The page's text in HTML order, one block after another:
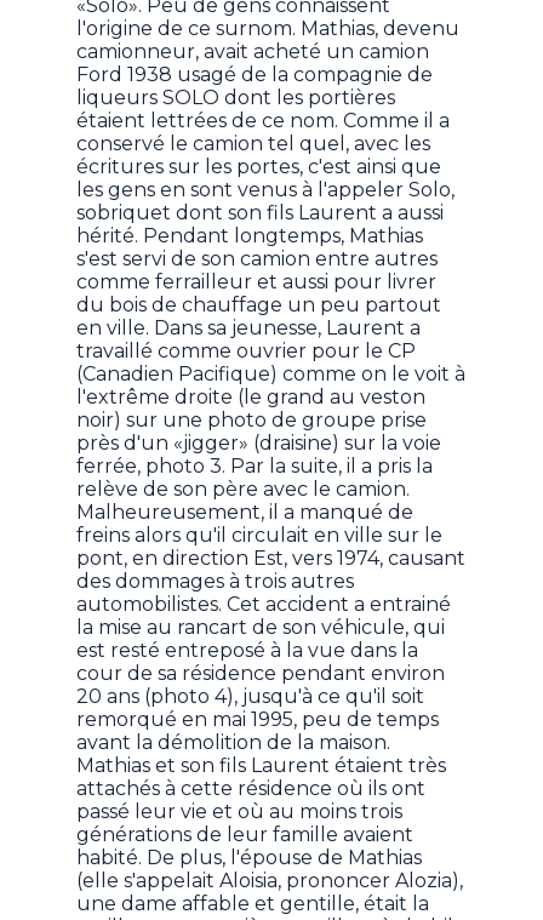
«Solo». Peu de gens connaissent
l'origine de ce surnom. Mathias, devenu
camionneur, avait acheté un camion
Ford 1938 usagé de la compagnie de
liqueurs SOLO dont les portières
étaient lettrées de ce nom. Comme il a
conservé le camion tel quel, avec les
écritures sur les portes, c'est ainsi que
les gens en sont venus à l'appeler Solo,
sobriquet dont son fils Laurent a aussi
hérité. Pendant longtemps, Mathias
s'est servi de son camion entre autres
comme ferrailleur et aussi pour livrer
du bois de chauffage un peu partout
en ville. Dans sa jeunesse, Laurent a
travaillé comme ouvrier pour le CP
(Canadien Pacifique) comme on le voit à
l'extrême droite (le grand au veston
noir) sur une photo de groupe prise
près d'un «jigger» (draisine) sur la voie
ferrée, photo 3. Par la suite, il a pris la
relève de son père avec le camion.
Malheureusement, il a manqué de
freins alors qu'il circulait en ville sur le
pont, en direction Est, vers 1974, causant
des dommages à trois autres
automobilistes. Cet accident a entrainé
la mise au rancart de son véhicule, qui
est resté entreposé à la vue dans la
cour de sa résidence pendant environ
20 ans (photo 4), jusqu'à ce qu'il soit
remorqué en mai 1995, peu de temps
avant la démolition de la maison.
Mathias et son fils Laurent étaient très
attachés à cette résidence où ils ont
passé leur vie et où au moins trois
générations de leur famille avaient
habité. De plus, l'épouse de Mathias
(elle s'appelait Aloisia, prononcer Alozia),
une dame affable et gentille, était la